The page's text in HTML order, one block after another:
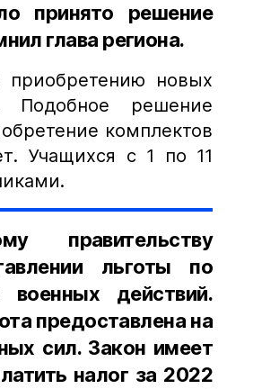
принято решение
глава региона.
новых
Подобное решение
комплектов
Учащихся с 1 по 11
правительству
льготы по
военных действий.
предоставлена на
сил. Закон имеет
налог за 2022